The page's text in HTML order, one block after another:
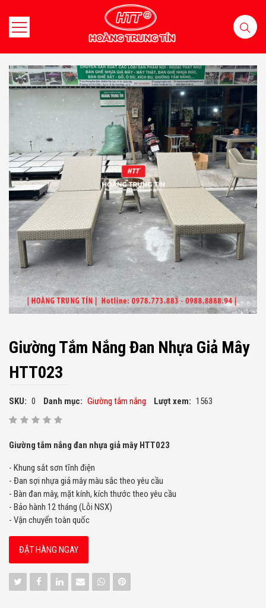
Giường Tắm Nắng Đan Nhựa Giả Mây
HTT023
SKU: 0 Danh mục: Giường tắm nắng Lượt xem: 1563
Giường tắm nắng đan nhựa giả mây HTT023
- Khung sắt sơn tĩnh điện
- Đan sợi nhựa giả mây màu sắc theo yêu cầu
- Bàn đan mây, mặt kính, kích thước theo yêu cầu
- Bảo hành 12 tháng (Lỗi NSX)
- Vận chuyển toàn quốc
ĐẶT HÀNG NGAY